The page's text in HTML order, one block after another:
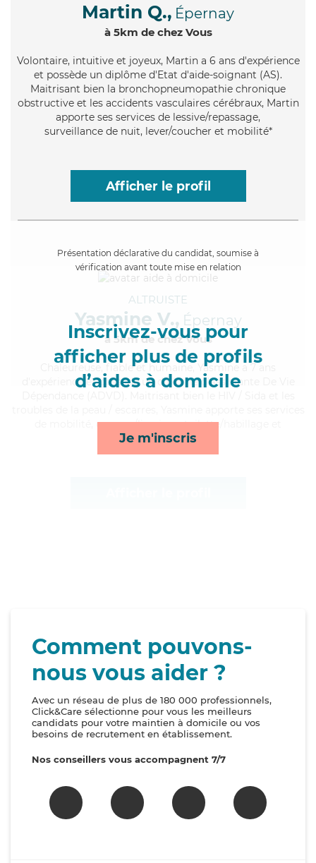
Martin Q., Épernay
à 5km de chez Vous
Volontaire, intuitive et joyeux, Martin a 6 ans d'expérience
et possède un diplôme d'Etat d'aide-soignant (AS).
Maitrisant bien la bronchopneumopathie chronique
obstructive et les accidents vasculaires cérébraux, Martin
apporte ses services de lessive/repassage,
surveillance de nuit, lever/coucher et mobilité*
Afficher le profil
Présentation déclarative du candidat, soumise à
vérification avant toute mise en relation
Inscrivez-vous pour
afficher plus de profils
d’aides à domicile
Je m'inscris
ALTRUISTE
Yasmine V., Épernay
à 5km de chez Vous
, fiable et humaine, Yasmine a 7 ans
d'expérience et possède un diplôme d'Assistante De Vie
de mobilité, courses/livraison, toilette/habillage et
compagnie/loisirs*
Comment pouvons-
nous vous aider ?
Avec un réseau de plus de 180 000 professionnels,
Click&Care sélectionne pour vous les meilleurs
candidats pour votre maintien à domicile ou vos
besoins de recrutement en établissement.
Nos conseillers vous accompagnent 7/7